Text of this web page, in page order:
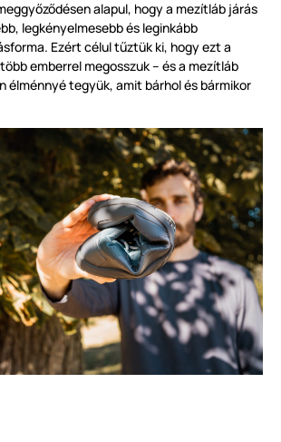
alapul, hogy a mezítláb járás
legkényelmesebb és leginkább
Ezért célul tűztük ki, hogy ezt a
emberrel megosszuk – és a mezítláb
élménnyé tegyük, amit bárhol és bármikor